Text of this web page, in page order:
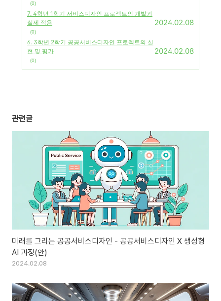
(0)
7. 4학년 1학기 서비스디자인 프로젝트의 개발과
실제 적용
(0)
2024.02.08
6. 3학년 2학기 공공서비스디자인 프로젝트의 실
현 및 평가
(0)
2024.02.08
관련글
미래를 그리는 공공서비스디자인 - 공공서비스디자인 X 생성형
AI 과정(안)
2024.02.08